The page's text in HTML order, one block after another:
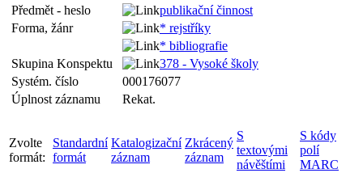
Předmět - heslo
publikační činnost
Forma, žánr
* rejstříky
* bibliografie
Skupina Konspektu
378 - Vysoké školy
Systém. číslo
000176077
Úplnost záznamu
Rekat.
Zvolte
formát:
Standardní
formát
Katalogizační
záznam
Zkrácený
záznam
S
textovými
návěštími
S kódy
polí
MARC